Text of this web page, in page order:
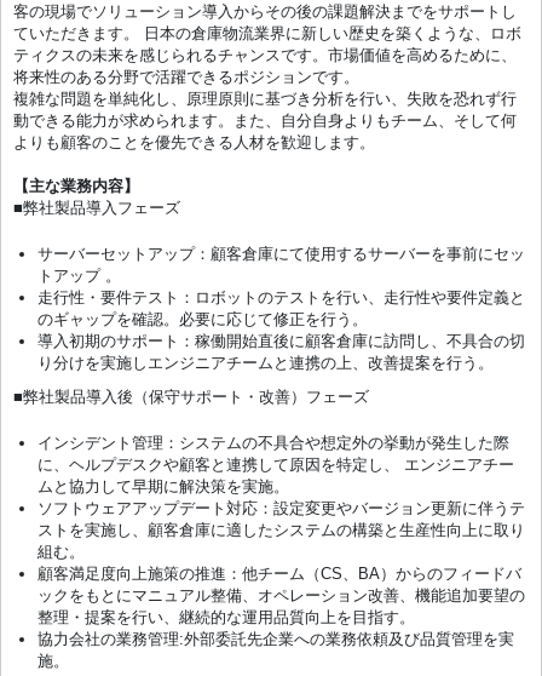
客の現場でソリューション導入からその後の課題解決までをサポートし
ていただきます。 日本の倉庫物流業界に新しい歴史を築くような、ロボ
ティクスの未来を感じられるチャンスです。市場価値を高めるために、
将来性のある分野で活躍できるポジションです。
複雑な問題を単純化し、原理原則に基づき分析を行い、失敗を恐れず行
動できる能力が求められます。また、自分自身よりもチーム、そして何
よりも顧客のことを優先できる人材を歓迎します。
【主な業務内容】
■弊社製品導入フェーズ
サーバーセットアップ：顧客倉庫にて使用するサーバーを事前にセッ
トアップ 。
走行性・要件テスト：ロボットのテストを行い、走行性や要件定義と
のギャップを確認。必要に応じて修正を行う。
導入初期のサポート：稼働開始直後に顧客倉庫に訪問し、不具合の切
り分けを実施しエンジニアチームと連携の上、改善提案を行う。
■弊社製品導入後（保守サポート・改善）フェーズ
インシデント管理：システムの不具合や想定外の挙動が発生した際
に、ヘルプデスクや顧客と連携して原因を特定し、 エンジニアチー
ムと協力して早期に解決策を実施。
ソフトウェアアップデート対応：設定変更やバージョン更新に伴うテ
ストを実施し、顧客倉庫に適したシステムの構築と生産性向上に取り
組む。
顧客満足度向上施策の推進：他チーム（CS、BA）からのフィードバ
ックをもとにマニュアル整備、オペレーション改善、機能追加要望の
整理・提案を行い、継続的な運用品質向上を目指す。
協力会社の業務管理:外部委託先企業への業務依頼及び品質管理を実
施。